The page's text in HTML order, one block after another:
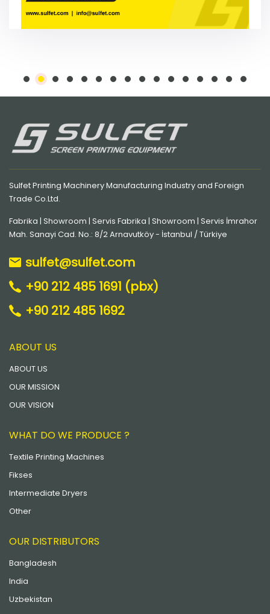
Sulfet Printing Machinery Manufacturing Industry and Foreign
Trade Co.Ltd.
Fabrika | Showroom | Servis Fabrika | Showroom | Servis İmrahor
Mah. Sanayi Cad. No.: 8/2 Arnavutköy - İstanbul / Türkiye
sulfet@sulfet.com
+90 212 485 1691 (pbx)
+90 212 485 1692
ABOUT US
ABOUT US
OUR MISSION
OUR VISION
WHAT DO WE PRODUCE ?
Textile Printing Machines
Fikses
Intermediate Dryers
Other
OUR DISTRIBUTORS
Bangladesh
India
Uzbekistan